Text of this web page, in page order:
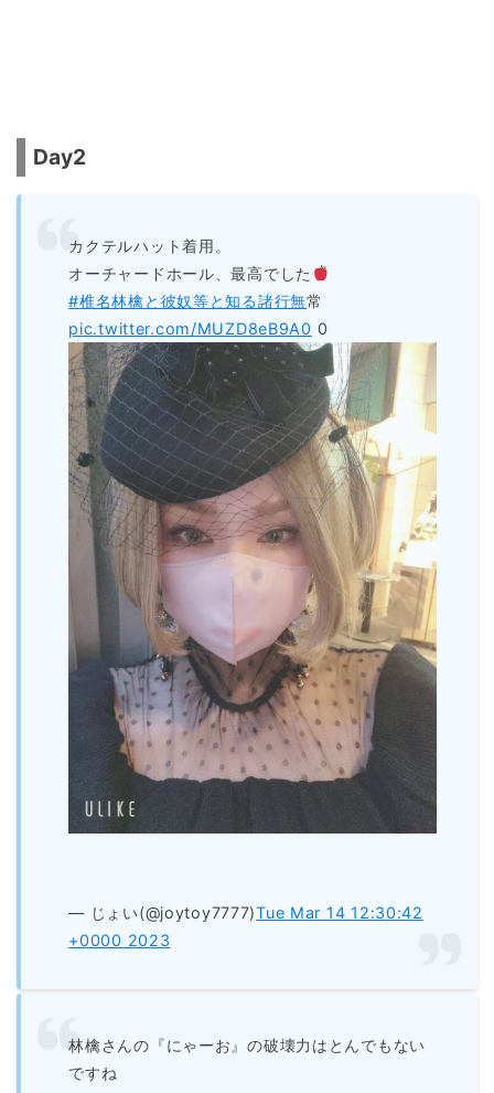
Day2
カクテルハット着用。
オーチャードホール、最高でした
#椎名林檎と彼奴等と知る諸行無常
pic.twitter.com/MUZD8eB9A0 0
— じょい(@joytoy7777)Tue Mar 14 12:30:42
+0000 2023
林檎さんの『にゃーお』の破壊力はとんでもない
ですね